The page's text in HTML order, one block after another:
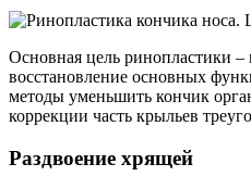
Основная цель ринопластики –
восстановление основных
методы уменьшить кончик
коррекции часть крыльев
Раздвоение хрящей